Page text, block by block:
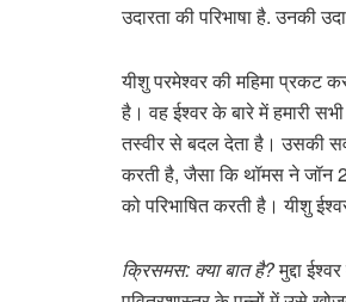
उदारता की परिभाषा है. उनकी
यीशु परमेश्वर की महिमा प्रकट
है। वह ईश्वर के बारे में हमारी
तस्वीर से बदल देता है। उसकी
करती है, जैसा कि थॉमस ने जॉन
को परिभाषित करती है। यीशु
क्रिसमस: क्या बात है?मुद्दा